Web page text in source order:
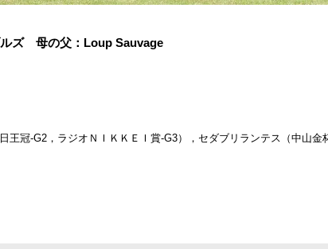
ズ 母の父：Loup Sauvage
王冠-G2，ラジオＮＩＫＫＥＩ賞-G3），セダブリランテス（中山